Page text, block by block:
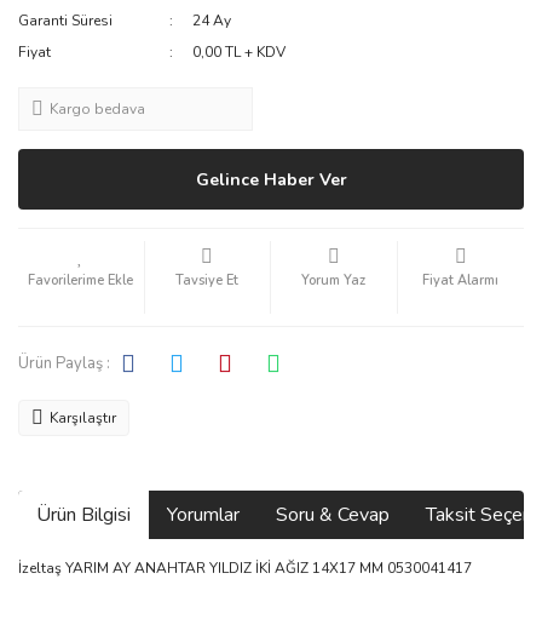
Garanti Süresi
24 Ay
Fiyat
0,00 TL + KDV
Kargo bedava
Gelince Haber Ver
Tavsiye Et Yorum Yaz Fiyat Alarmı
Ürün Paylaş :
Karşılaştır
Ürün Bilgisi Yorumlar Soru & Cevap Taksit
İzeltaş YARIM AY ANAHTAR YILDIZ İKİ AĞIZ 14X17 MM 0530041417